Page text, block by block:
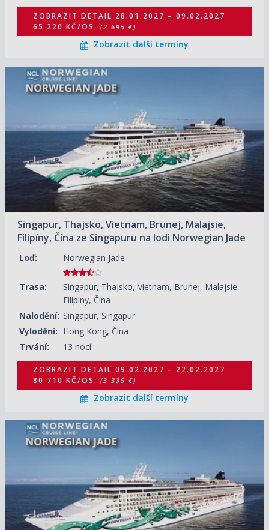
ZOBRAZIT DETAIL 28.01.2027 – 09.02.2027
65 220 KČ/OS. (2 695 €)
Zobrazit další termíny
Singapur, Thajsko, Vietnam, Brunej, Malajsie,
Filipíny, Čína ze Singapuru na lodi Norwegian Jade
Loď: Norwegian Jade
Trasa:
Singapur, Thajsko, Vietnam, Brunej, Malajsie,
Filipíny, Čína
Nalodění: Singapur, Singapur
Vylodění: Hong Kong, Čína
Trvání:
13 nocí
09.02.2027 – 22.02.2027
ZOBRAZIT DETAIL
21.12.2027 – 03.01.2028
51 180 KČ/OS.
(2 115 €)
ZOBRAZIT DETAIL
15.01.2028 – 28.01.2028
47 800 KČ/OS.
(1 975 €)
ZOBRAZIT DETAIL
09.02.2028 – 22.02.2028
50 220 KČ/OS.
(2 075 €)
ZOBRAZIT DETAIL 09.02.2027 – 22.02.2027
80 710 KČ/OS. (3 335 €)
Zobrazit další termíny
09.12.2027 – 21.12.2027